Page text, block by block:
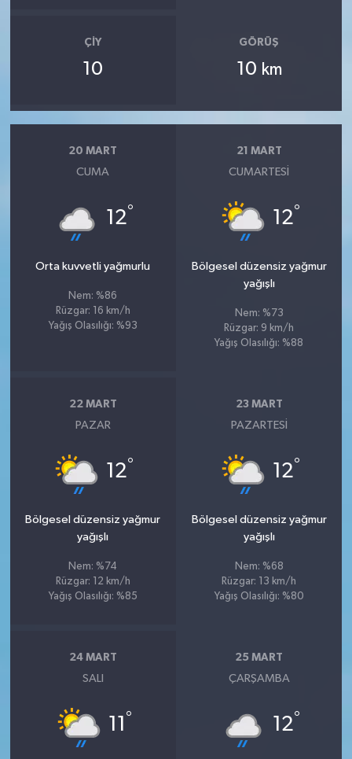
ÇIY
10
GÖRÜŞ
10 km
20 MART
CUMA
12°
Orta kuvvetli yağmurlu
Nem: %86
Rüzgar: 16 km/h
Yağış Olasılığı: %93
21 MART
CUMARTESI
12°
Bölgesel düzensiz yağmur
yağışlı
Nem: %73
Rüzgar: 9 km/h
Yağış Olasılığı: %88
22 MART
PAZAR
12°
Bölgesel düzensiz yağmur
yağışlı
Nem: %74
Rüzgar: 12 km/h
Yağış Olasılığı: %85
23 MART
PAZARTESI
12°
Bölgesel düzensiz yağmur
yağışlı
Nem: %68
Rüzgar: 13 km/h
Yağış Olasılığı: %80
24 MART
SALI
11 °
25 MART
ÇARŞAMBA
12°